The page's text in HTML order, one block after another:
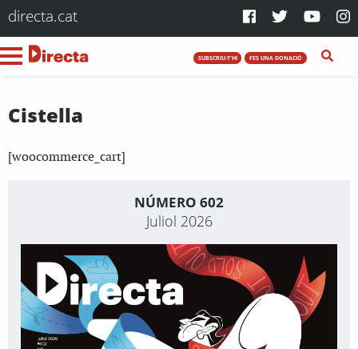
directa.cat
SUBSCRIU-T'HI FES UNA DONACIÓ
Cistella
[woocommerce_cart]
NÚMERO 602
Juliol 2026